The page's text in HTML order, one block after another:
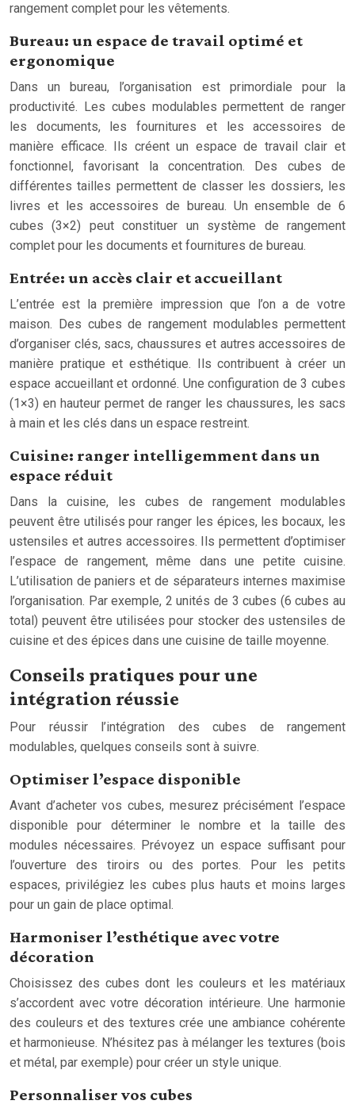
rangement complet pour les vêtements.
Bureau: un espace de travail optimé et
ergonomique
Dans un bureau, l’organisation est primordiale pour la
productivité. Les cubes modulables permettent de ranger
les documents, les fournitures et les accessoires de
manière efficace. Ils créent un espace de travail clair et
fonctionnel, favorisant la concentration. Des cubes de
différentes tailles permettent de classer les dossiers, les
livres et les accessoires de bureau. Un ensemble de 6
cubes (3×2) peut constituer un système de rangement
complet pour les documents et fournitures de bureau.
Entrée: un accès clair et accueillant
L’entrée est la première impression que l’on a de votre
maison. Des cubes de rangement modulables permettent
d’organiser clés, sacs, chaussures et autres accessoires de
manière pratique et esthétique. Ils contribuent à créer un
espace accueillant et ordonné. Une configuration de 3 cubes
(1×3) en hauteur permet de ranger les chaussures, les sacs
à main et les clés dans un espace restreint.
Cuisine: ranger intelligemment dans un
espace réduit
Dans la cuisine, les cubes de rangement modulables
peuvent être utilisés pour ranger les épices, les bocaux, les
ustensiles et autres accessoires. Ils permettent d’optimiser
l’espace de rangement, même dans une petite cuisine.
L’utilisation de paniers et de séparateurs internes maximise
l’organisation. Par exemple, 2 unités de 3 cubes (6 cubes au
total) peuvent être utilisées pour stocker des ustensiles de
cuisine et des épices dans une cuisine de taille moyenne.
Conseils pratiques pour une
intégration réussie
Pour réussir l’intégration des cubes de rangement
modulables, quelques conseils sont à suivre.
Optimiser l’espace disponible
Avant d’acheter vos cubes, mesurez précisément l’espace
disponible pour déterminer le nombre et la taille des
modules nécessaires. Prévoyez un espace suffisant pour
l’ouverture des tiroirs ou des portes. Pour les petits
espaces, privilégiez les cubes plus hauts et moins larges
pour un gain de place optimal.
Harmoniser l’esthétique avec votre
décoration
Choisissez des cubes dont les couleurs et les matériaux
s’accordent avec votre décoration intérieure. Une harmonie
des couleurs et des textures crée une ambiance cohérente
et harmonieuse. N’hésitez pas à mélanger les textures (bois
et métal, par exemple) pour créer un style unique.
Personnaliser vos cubes